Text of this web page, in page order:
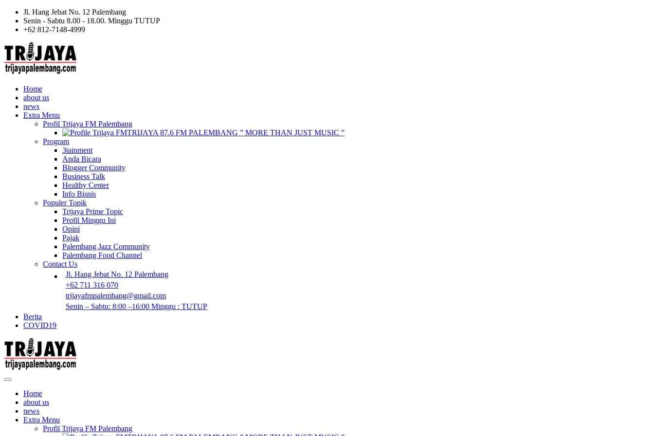
Jl. Hang Jebat No. 12 Palembang
Senin - Sabtu 8.00 - 18.00. Minggu TUTUP
+62 812-7148-4999
Home
about us
news
Extra Menu
Profil Trijaya FM Palembang
TRIJAYA 87.6 FM PALEMBANG ” MORE THAN JUST MUSIC ”
Program
3tainment
Anda Bicara
Blogger Community
Business Talk
Healthy Center
Info Bisnis
Populer Topik
Trijaya Prime Topic
Profil Minggu Ini
Opini
Pajak
Palembang Jazz Community
Palembang Food Channel
Contact Us
Jl. Hang Jebat No. 12 Palembang
+62 711 316 070
trijayafmpalembang@gmail.com
Senin – Sabtu: 8:00 –16:00 Minggu : TUTUP
Berita
COVID19
Home
about us
news
Extra Menu
Profil Trijaya FM Palembang